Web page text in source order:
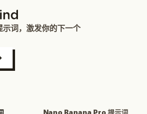
示词，激发你的下一个
Nano Banana Pro 提示词